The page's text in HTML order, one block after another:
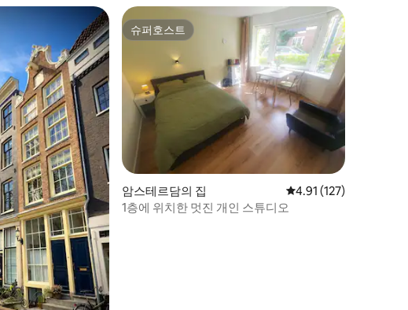
슈퍼호스트
슈퍼호스트
암스테르담의 집 평점 4.91점(5점 만점),
4.91 (127)
1층에 위치한 멋진 개인 스튜디오